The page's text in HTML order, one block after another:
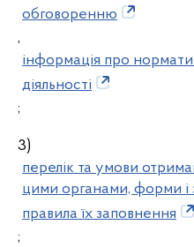
обговоренню
,
інформація про
діяльності
;
3)
перелік та умови
цими органами, форми і
правила їх заповнення
;